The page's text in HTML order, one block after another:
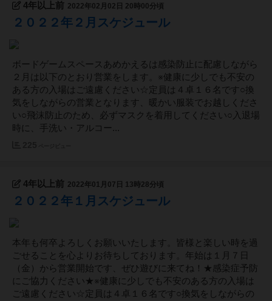
4年以上前 2022年02月02日 20時00分頃
２０２２年２月スケジュール
ボードゲームスペースあめかえるは感染防止に配慮しながら
２月は以下のとおり営業をします。※健康に少しでも不安の
ある方の入場はご遠慮ください☆定員は４卓１６名です○換
気をしながらの営業となります、暖かい服装でお越しくださ
い○飛沫防止のため、必ずマスクを着用してください○入退場
時に、手洗い・アルコー...
4年以上前 2022年01月07日 13時28分頃
２０２２年１月スケジュール
本年も何卒よろしくお願いいたします。皆様と楽しい時を過
ごせることを心よりお待ちしております。年始は１月７日
（金）から営業開始です、ぜひ遊びに来てね！★感染症予防
にご協力ください★※健康に少しでも不安のある方の入場は
ご遠慮ください☆定員は４卓１６名です○換気をしながらの